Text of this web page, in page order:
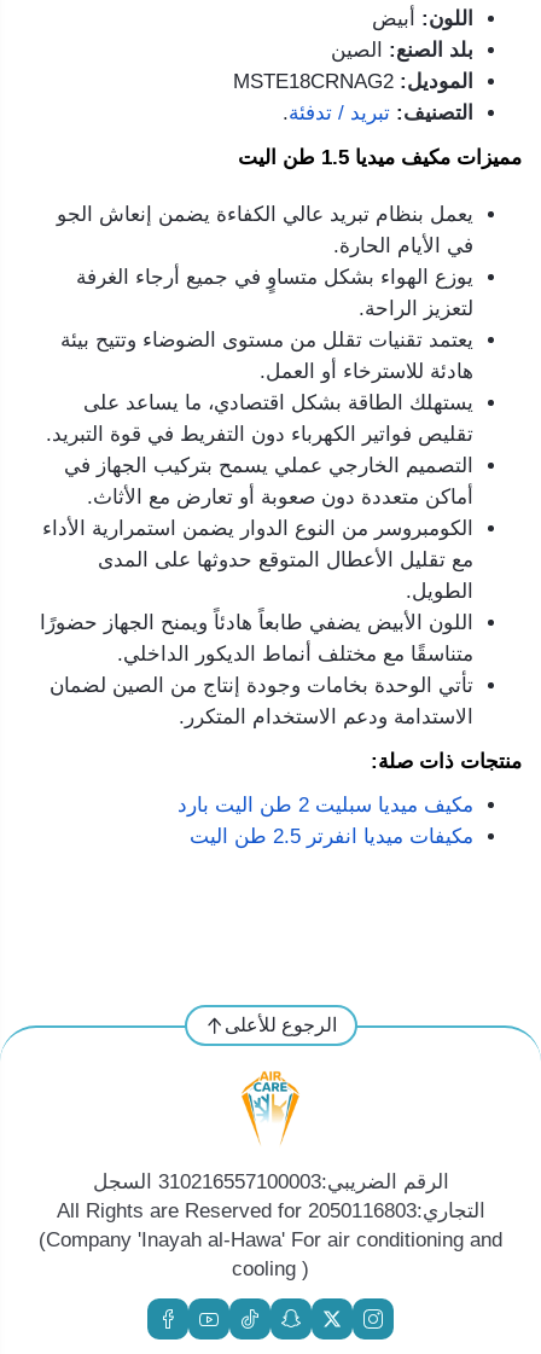
اللون: أبيض
بلد الصنع: الصين
الموديل:
التصنيف: تبريد / تدفئة.
مميزات مكيف ميديا 1.5 طن اليت
يعمل بنظام تبريد عالي الكفاءة يضمن إنعاش الجو
في الأيام الحارة.
يوزع الهواء بشكل متساوٍ في جميع أرجاء الغرفة
لتعزيز الراحة.
يعتمد تقنيات تقلل من مستوى الضوضاء وتتيح بيئة
هادئة للاسترخاء أو العمل.
يستهلك الطاقة بشكل اقتصادي، ما يساعد على
تقليص فواتير الكهرباء دون التفريط في قوة التبريد.
التصميم الخارجي عملي يسمح بتركيب الجهاز في
أماكن متعددة دون صعوبة أو تعارض مع الأثاث.
الكومبروسر من النوع الدوار يضمن استمرارية الأداء
مع تقليل الأعطال المتوقع حدوثها على المدى
الطويل.
اللون الأبيض يضفي طابعاً هادئاً ويمنح الجهاز حضورًا
متناسقًا مع مختلف أنماط الديكور الداخلي.
تأتي الوحدة بخامات وجودة إنتاج من الصين لضمان
الاستدامة ودعم الاستخدام المتكرر.
منتجات ذات صلة:
مكيف ميديا سبليت 2 طن اليت بارد
مكيفات ميديا انفرتر 2.5 طن اليت
الرجوع للأعلى
الرقم الضريبي:310216557100003 السجل
التجاري:2050116803 All Rights are Reserved for
(Company 'Inayah al-Hawa' For air conditioning and
cooling )